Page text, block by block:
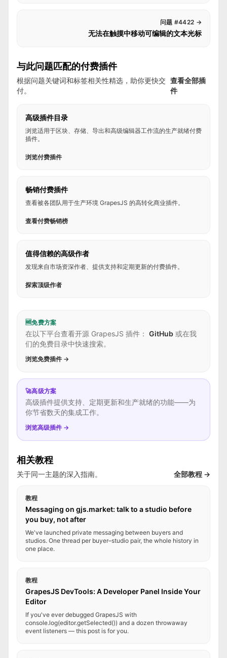
问题 #4422 →
无法在触摸中移动可编辑的文本光标
与此问题匹配的付费插件
根据问题关键词和标签相关性精选，助你更快交
付。
查看全部插
件
高级插件目录
浏览适用于区块、存储、导出和高级编辑器工作流的生产就绪付费
插件。
浏览付费插件
畅销付费插件
查看被各团队用于生产环境 GrapesJS 的高转化商业插件。
查看付费畅销榜
值得信赖的高级作者
发现来自市场资深作者、提供支持和定期更新的付费插件。
探索顶级作者
🆓免费方案
在以下平台查看开源 GrapesJS 插件： GitHub 或在我
们的免费目录中快速搜索。
浏览免费插件 →
🚀高级方案
高级插件提供支持、定期更新和生产就绪的功能——为
你节省数天的集成工作。
浏览高级插件 →
相关教程
关于同一主题的深入指南。 全部教程 →
教程
Messaging on gjs.market: talk to a studio before
you buy, not after
We've launched private messaging between buyers and
studios. One thread per buyer–studio pair, the whole history in
one place.
教程
GrapesJS DevTools: A Developer Panel Inside Your
Editor
If you've ever debugged GrapesJS with
console.log(editor.getSelected()) and a dozen throwaway
event listeners — this post is for you.